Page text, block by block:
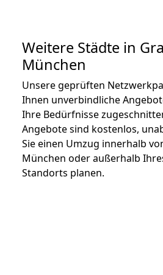
Weitere Städte in
München
Unsere geprüften
Ihnen unverbindliche
Ihre Bedürfnisse
Angebote sind kostenlos,
Sie einen Umzug innerhalb
München oder außerhalb
Standorts planen.